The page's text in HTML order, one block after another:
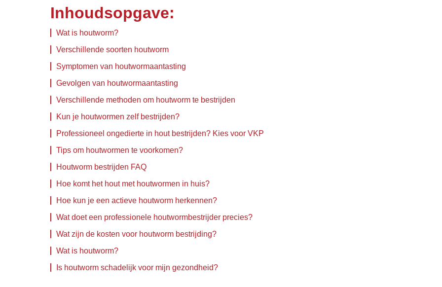
Inhoudsopgave:
Wat is houtworm?
Verschillende soorten houtworm
Symptomen van houtwormaantasting
Gevolgen van houtwormaantasting
Verschillende methoden om houtworm te bestrijden
Kun je houtwormen zelf bestrijden?
Professioneel ongedierte in hout bestrijden? Kies voor VKP
Tips om houtwormen te voorkomen?
Houtworm bestrijden FAQ
Hoe komt het hout met houtwormen in huis?
Hoe kun je een actieve houtworm herkennen?
Wat doet een professionele houtwormbestrijder precies?
Wat zijn de kosten voor houtworm bestrijding?​
Wat is houtworm?
Is houtworm schadelijk voor mijn gezondheid?